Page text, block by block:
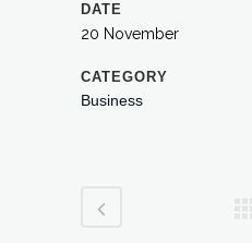
DATE
20 November
CATEGORY
Business